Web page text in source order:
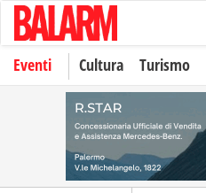
Eventi Cultura Turismo